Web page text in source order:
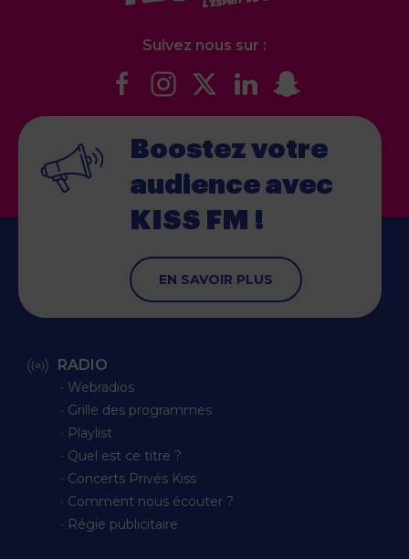
Suivez nous sur :
Boostez votre
audience avec
KISS FM !
EN SAVOIR PLUS
RADIO
∙ Webradios
∙ Grille des programmes
∙ Playlist
∙ Quel est ce titre ?
∙ Concerts Privés Kiss
∙ Comment nous écouter ?
∙ Régie publicitaire